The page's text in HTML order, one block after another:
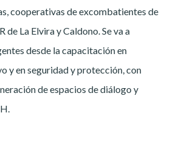
cooperativas de excombatientes de
de La Elvira y Caldono. Se va a
desde la capacitación en
y en seguridad y protección, con
de espacios de diálogo y